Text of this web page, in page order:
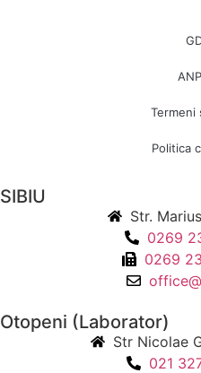
Termeni
Politica
SIBIU
Str.
0269
0269
Otopeni (Laborator)
Str Nicolae
021